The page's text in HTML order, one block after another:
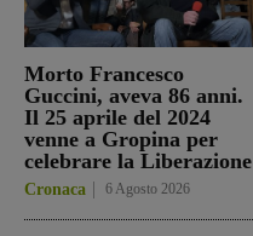
Morto Francesco
Guccini, aveva 86 anni.
Il 25 aprile del 2024
venne a Gropina per
celebrare la Liberazione
Cronaca 6 Agosto 2026